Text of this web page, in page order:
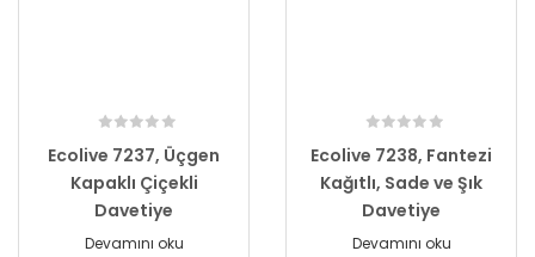
Ecolive 7237, Üçgen
Kapaklı Çiçekli
Davetiye
Devamını oku
Ecolive 7238, Fantezi
Kağıtlı, Sade ve Şık
Davetiye
Devamını oku